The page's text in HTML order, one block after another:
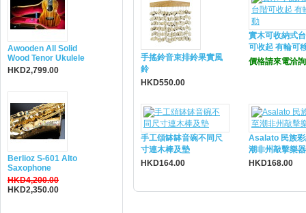
Awooden All Solid
Wood Tenor Ukulele
HKD2,799.00
Berlioz S-601 Alto
Saxophone
HKD4,200.00
HKD2,350.00
手搖鈴音束排鈴果實風
鈴
HKD550.00
實木可收納式
可收起 有輪可
價格請來電洽詢
手工頌缽缽音碗不同尺
寸連木棒及墊
HKD164.00
Asalato 民族
潮非州敲擊樂器
HKD168.00